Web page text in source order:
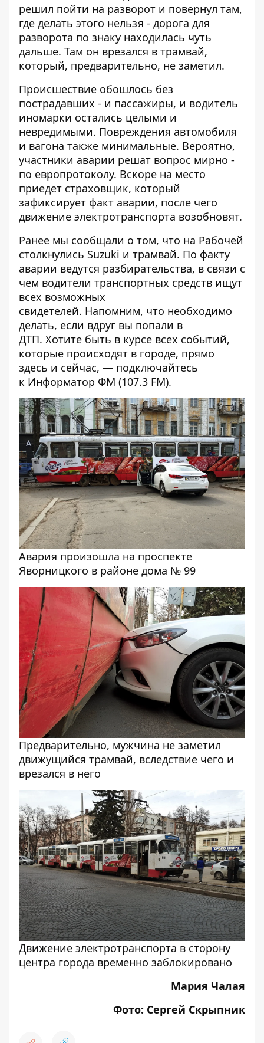
решил пойти на разворот и повернул там,
где делать этого нельзя - дорога для
разворота по знаку находилась чуть
дальше. Там он врезался в трамвай,
который, предварительно, не заметил.
Происшествие обошлось без
пострадавших - и пассажиры, и водитель
иномарки остались целыми и
невредимыми. Повреждения автомобиля
и вагона также минимальные. Вероятно,
участники аварии решат вопрос мирно -
по европротоколу. Вскоре на место
приедет страховщик, который
зафиксирует факт аварии, после чего
движение электротранспорта возобновят.
Ранее мы сообщали о том, что на Рабочей
столкнулись Suzuki и трамвай. По факту
аварии ведутся разбирательства, в связи с
чем водители транспортных средств ищут
всех возможных
свидетелей. Напомним, что необходимо
делать, если вдруг вы попали в
ДТП. Хотите быть в курсе всех событий,
которые происходят в городе, прямо
здесь и сейчас, — подключайтесь
к Информатор ФМ (107.3 FM).
Авария произошла на проспекте
Яворницкого в районе дома № 99
Предварительно, мужчина не заметил
движущийся трамвай, вследствие чего и
врезался в него
Движение электротранспорта в сторону
центра города временно заблокировано
Мария Чалая
Фото: Сергей Скрыпник